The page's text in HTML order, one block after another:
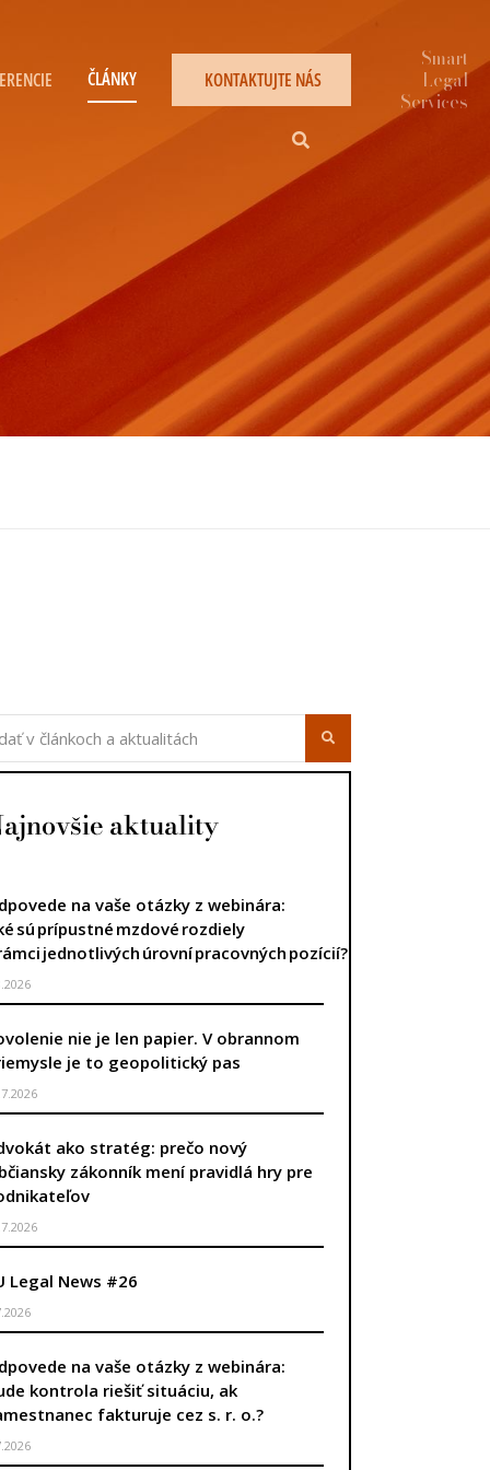
ČLÁNKY KONTAKTUJTE NÁS
aktuality
na vaše otázky z webinára:
sú prípustné mzdové rozdiely
jednotlivých úrovní pracovných pozícií?
nie je len papier. V obrannom
je to geopolitický pas
ako stratég: prečo nový
zákonník mení pravidlá hry pre
Legal News #26
na vaše otázky z webinára:
kontrola riešiť situáciu, ak
fakturuje cez s. r. o.?